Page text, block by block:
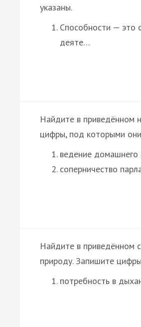
указаны.
Способности — это
деяте…
Найдите в приведённом
цифры, под которыми
ведение домашнего
соперничество
Найдите в приведённом
природу. Запишите
потребность в